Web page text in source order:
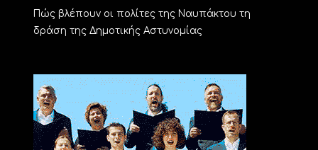
Πώς βλέπουν οι πολίτες της Ναυπάκτου τη
δράση της Δημοτικής Αστυνομίας